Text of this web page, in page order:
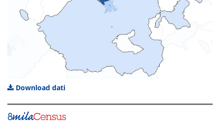
Download dati